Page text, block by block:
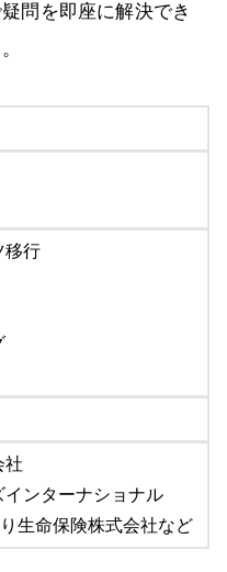
問を即座に解決でき
移行
社
ンターナショナル
生命保険株式会社など